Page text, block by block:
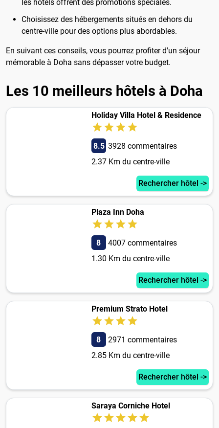
les hôtels offrent des promotions spéciales.
Choisissez des hébergements situés en dehors du
centre-ville pour des options plus abordables.
En suivant ces conseils, vous pourrez profiter d'un séjour
mémorable à Doha sans dépasser votre budget.
Les 10 meilleurs hôtels à Doha
Holiday Villa Hotel & Residence
8.5 3928 commentaires
2.37 Km du centre-ville
Rechercher hôtel ->
Plaza Inn Doha
8
4007 commentaires
1.30 Km du centre-ville
Rechercher hôtel ->
Premium Strato Hotel
8
2971 commentaires
2.85 Km du centre-ville
Rechercher hôtel ->
Saraya Corniche Hotel